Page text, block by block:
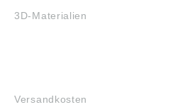
3D-Materialien
Versandkosten